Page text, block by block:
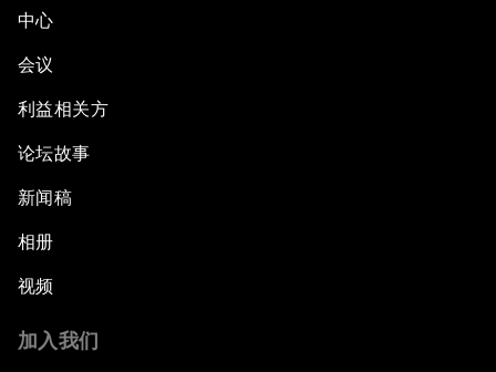
中心
会议
利益相关方
论坛故事
新闻稿
相册
视频
加入我们